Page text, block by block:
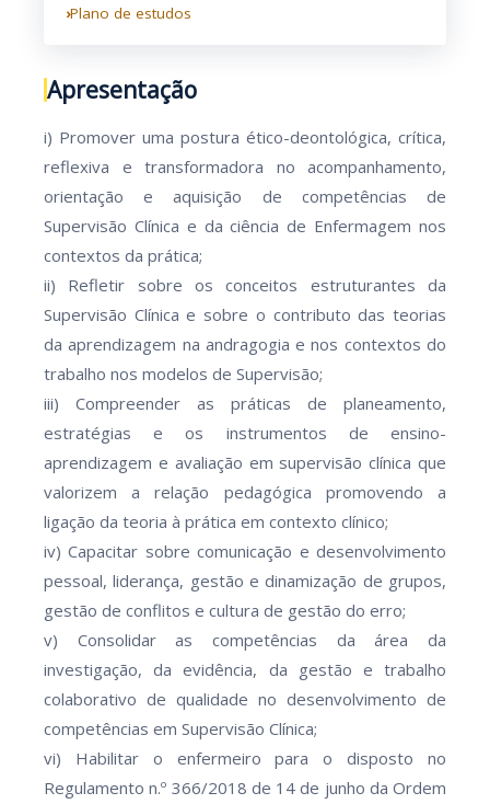
Plano de estudos
Apresentação
i) Promover uma postura ético-deontológica, crítica,
reflexiva e transformadora no acompanhamento,
orientação e aquisição de competências de
Supervisão Clínica e da ciência de Enfermagem nos
contextos da prática;
ii) Refletir sobre os conceitos estruturantes da
Supervisão Clínica e sobre o contributo das teorias
da aprendizagem na andragogia e nos contextos do
trabalho nos modelos de Supervisão;
iii) Compreender as práticas de planeamento,
estratégias e os instrumentos de ensino-
aprendizagem e avaliação em supervisão clínica que
valorizem a relação pedagógica promovendo a
ligação da teoria à prática em contexto clínico;
iv) Capacitar sobre comunicação e desenvolvimento
pessoal, liderança, gestão e dinamização de grupos,
gestão de conflitos e cultura de gestão do erro;
v) Consolidar as competências da área da
investigação, da evidência, da gestão e trabalho
colaborativo de qualidade no desenvolvimento de
competências em Supervisão Clínica;
vi) Habilitar o enfermeiro para o disposto no
Regulamento n.º 366/2018 de 14 de junho da Ordem